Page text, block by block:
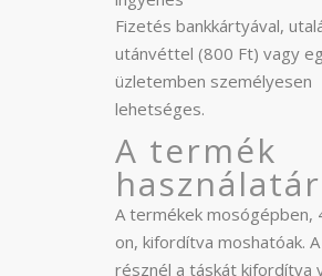
Fizetés bankkártyával,
utánvéttel (800 Ft) vagy
üzletemben személyesen
lehetséges.
A termék
A termékek
on, kifordítva moshatóak.
résznél a táskát kifordítva